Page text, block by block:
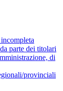
parte dei titolari
di
provinciali